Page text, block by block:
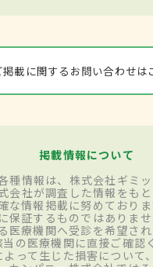
掲載に関するお問い合わせは
掲載情報について
種情報は、株式会社ギミ
会社が調査した情報をもと
な情報掲載に努めており
に保証するものではありませ
医療機関へ受診を希望さ
の医療機関に直接ご確認
って生じた損害について